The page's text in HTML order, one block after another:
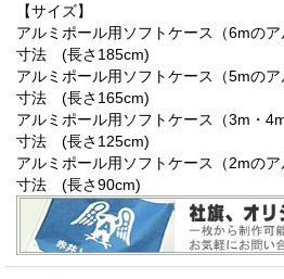
【サイズ】
アルミポール用ソフトケース（6mのア
寸法 (長さ185cm)
アルミポール用ソフトケース（5mのア
寸法 (長さ165cm)
アルミポール用ソフトケース（3m・
寸法 (長さ125cm)
アルミポール用ソフトケース（2mのア
寸法 (長さ90cm)